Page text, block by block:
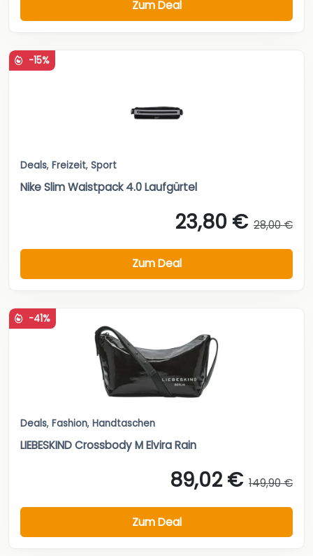
Zum Deal
-15%
Deals, Freizeit, Sport
Nike Slim Waistpack 4.0 Laufgürtel
23,80 € 28,00 €
Zum Deal
-41%
Deals, Fashion, Handtaschen
LIEBESKIND Crossbody M Elvira Rain
89,02 € 149,90 €
Zum Deal